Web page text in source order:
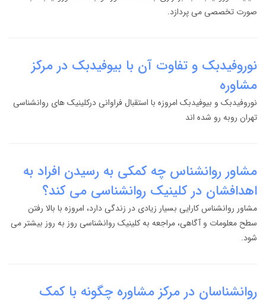
صورت تخصصی می پردازد.
نوروفیدبک و تفاوت آن با بیوفیدبک در مرکز
مشاوره
نوروفیدبک و بیوفیدبک امروزه با استقبال فراوانی درکلینیک های روانشناسی
تهران روبه رو شده اند
مشاور روانشناس چه کمکی به رسیدن افراد به
اهدافشان در کلینیک روانشناسی می کند؟
مشاور روانشناس کارایی بسیار زیادی در زندگی دارد، امروزه با بالا رفتن
سطح معلومات و آگاهی، مراجعه به کلینیک روانشناسی روز به روز بیشتر می
شود.
روانشناسان در مرکز مشاوره چگونه با کمک